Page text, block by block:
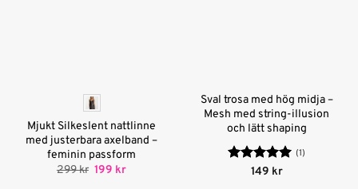
Mjukt Silkeslent nattlinne
med justerbara axelband –
feminin passform
299kr Det
199 krDet
Sval trosa med hög midja –
Mesh med string-illusion
och lätt shaping
Betygsatt5
(1)
149 kr